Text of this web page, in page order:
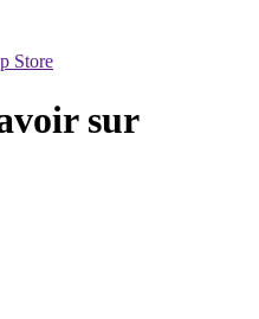
Store
sur